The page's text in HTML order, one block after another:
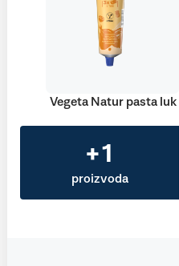
Vegeta Natur pasta luk
+1
proizvoda